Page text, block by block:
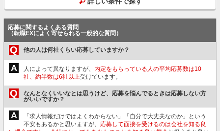
応募に関するよくある質問
（転職EXによく寄せられる一般的な質問）
Q 他の人は何社くらい応募していますか？
A 人によって異なりますが、 内定をもらっている人の平均応募数は10
社、約半数は6社以上受けています。
Q
なんとなくいいなとは思うけど、応募を悩んでるときは応募しない方
がいいですか？
A
「求人情報だけではよくわからない」「自分で大丈夫なのか」という
不安もあるかと思いますが、 応募して面接を受けるのは会社を知る良